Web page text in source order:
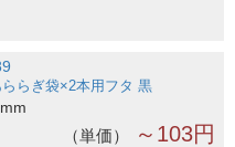
らぎ袋×2本用フタ 黒
単価 ～103円